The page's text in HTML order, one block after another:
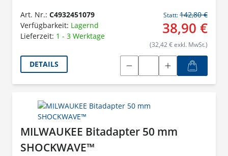
Art. Nr.: C4932451079
Verfügbarkeit: Lagernd
Lieferzeit: 1 - 3 Werktage
Statt:142,80 €
38,90 €
(32,42 € exkl. MwSt.)
DETAILS
MILWAUKEE Bitadapter 50 mm
SHOCKWAVE™